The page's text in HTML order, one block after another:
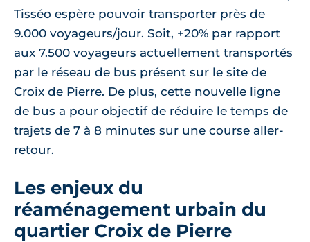
Tisséo espère pouvoir transporter près de
9.000 voyageurs/jour. Soit, +20% par rapport
aux 7.500 voyageurs actuellement transportés
par le réseau de bus présent sur le site de
Croix de Pierre. De plus, cette nouvelle ligne
de bus a pour objectif de réduire le temps de
trajets de 7 à 8 minutes sur une course aller-
retour.
Les enjeux du
réaménagement urbain du
quartier Croix de Pierre